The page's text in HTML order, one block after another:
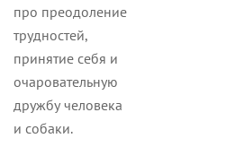
про преодоление
трудностей,
принятие себя и
очаровательную
дружбу человека
и собаки.